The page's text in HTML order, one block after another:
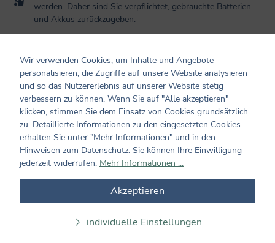
werden. Daher sind Sie verpflichtet, gebrauchte Batterien
und Akkus zurückzugeben.
Kundenmeinungen
0 von 0 Bewertungen
Durchschnittliche Bewertung von 0 von 5 Sternen
Bewerten Sie dieses Produkt!
Teilen Sie Ihre Erfahrungen mit dem Produkt mit anderen
Kunden. Ihre Bewertung darf sich ausschließlich auf Produkte
aus verifizierten Käufen beziehen. Diesen Zusammenhang stellen
wir sicher, indem Bewertungen nur mit einem vorhandenen
Kundenkonto möglich sind.
Bewertung schreiben
Wir verwenden Cookies, um Inhalte und Angebote
personalisieren, die Zugriffe auf unsere Website analysieren
und so das Nutzererlebnis auf unserer Website stetig
verbessern zu können. Wenn Sie auf "Alle akzeptieren"
klicken, stimmen Sie dem Einsatz von Cookies grundsätzlich
zu. Detaillierte Informationen zu den eingesetzten Cookies
erhalten Sie unter "Mehr Informationen" und in den
Hinweisen zum Datenschutz. Sie können Ihre Einwilligung
jederzeit widerrufen. Mehr Informationen ...
Akzeptieren
individuelle Einstellungen